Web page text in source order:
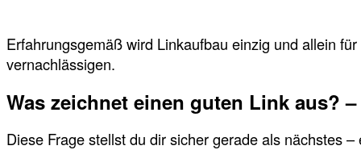
Erfahrungsgemäß wird Linkaufbau einzig und allein
vernachlässigen.
Was zeichnet einen guten Link aus?
Diese Frage stellst du dir sicher gerade als nächstes